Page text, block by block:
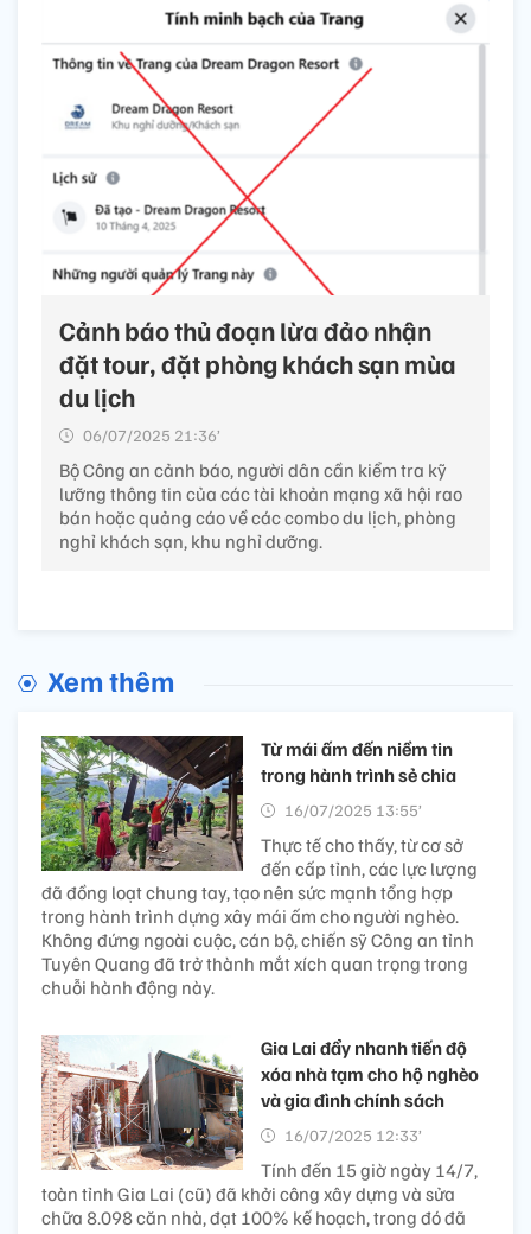
Cảnh báo thủ đoạn lừa đảo nhận
đặt tour, đặt phòng khách sạn mùa
du lịch
06/07/2025 21:36’
Bộ Công an cảnh báo, người dân cần kiểm tra kỹ
lưỡng thông tin của các tài khoản mạng xã hội rao
bán hoặc quảng cáo về các combo du lịch, phòng
nghỉ khách sạn, khu nghỉ dưỡng.
Xem thêm
Từ mái ấm đến niềm tin
trong hành trình sẻ chia
16/07/2025 13:55’
Thực tế cho thấy, từ cơ sở
đến cấp tỉnh, các lực lượng
đã đồng loạt chung tay, tạo nên sức mạnh tổng hợp
trong hành trình dựng xây mái ấm cho người nghèo.
Không đứng ngoài cuộc, cán bộ, chiến sỹ Công an tỉnh
Tuyên Quang đã trở thành mắt xích quan trọng trong
chuỗi hành động này.
Gia Lai đẩy nhanh tiến độ
xóa nhà tạm cho hộ nghèo
và gia đình chính sách
16/07/2025 12:33’
Tính đến 15 giờ ngày 14/7,
toàn tỉnh Gia Lai (cũ) đã khởi công xây dựng và sửa
chữa 8.098 căn nhà, đạt 100% kế hoạch, trong đó đã